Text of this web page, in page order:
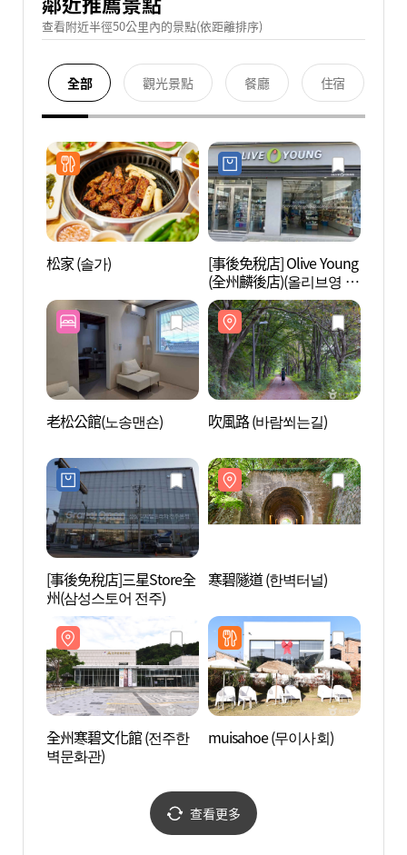
查看附近半徑50公里內的景點(依距離排序)
全部 觀光景點 餐廳 住宿
松家 (솔가)
[事後免稅店] Olive Young
(全州麟後店)(올리브영 전
주인후점)
老松公館(노송맨숀) 吹風路 (바람쐬는길)
[事後免稅店]三星Store全
州(삼성스토어 전주)
寒碧隧道 (한벽터널)
全州寒碧文化館 (전주한
벽문화관)
muisahoe (무이사회)
查看更多